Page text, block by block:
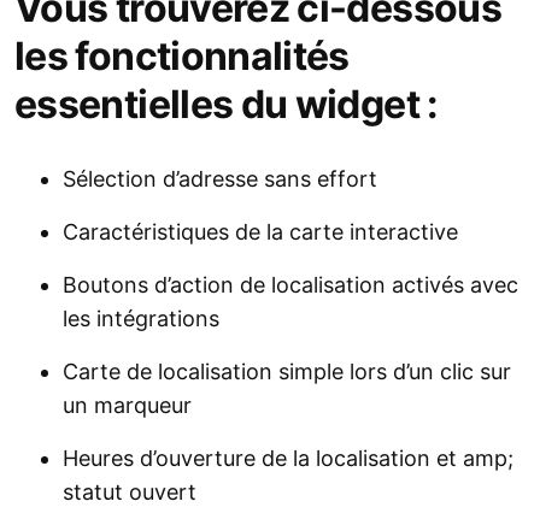
les fonctionnalités
essentielles du widget :
Sélection d’adresse sans effort
Caractéristiques de la carte interactive
Boutons d’action de localisation activés avec
les intégrations
Carte de localisation simple lors d’un clic sur
un marqueur
Heures d’ouverture de la localisation et amp;
statut ouvert